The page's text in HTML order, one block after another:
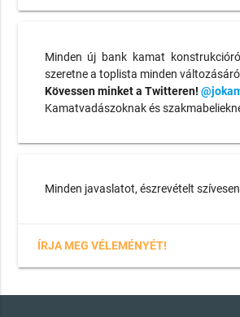
Minden új bank kamat
szeretne a toplista minden
Kövessen minket a Twitteren!
Kamatvadászoknak és
Minden javaslatot, észrevételt
ÍRJA MEG VÉLEMÉNYÉT!